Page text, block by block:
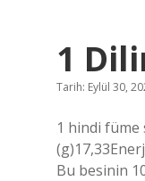
1
Tarih: Eylül 30,
1 hindi füme
Bu besinin